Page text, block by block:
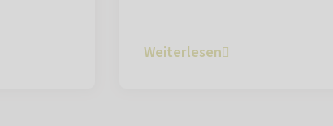
Weiterlesen